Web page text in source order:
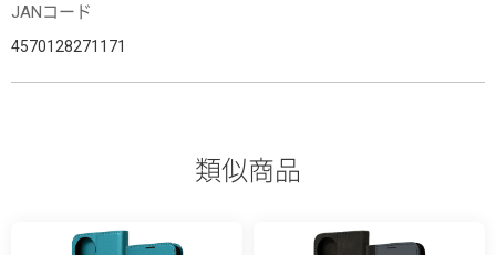
JANコード
4570128271171
類似商品